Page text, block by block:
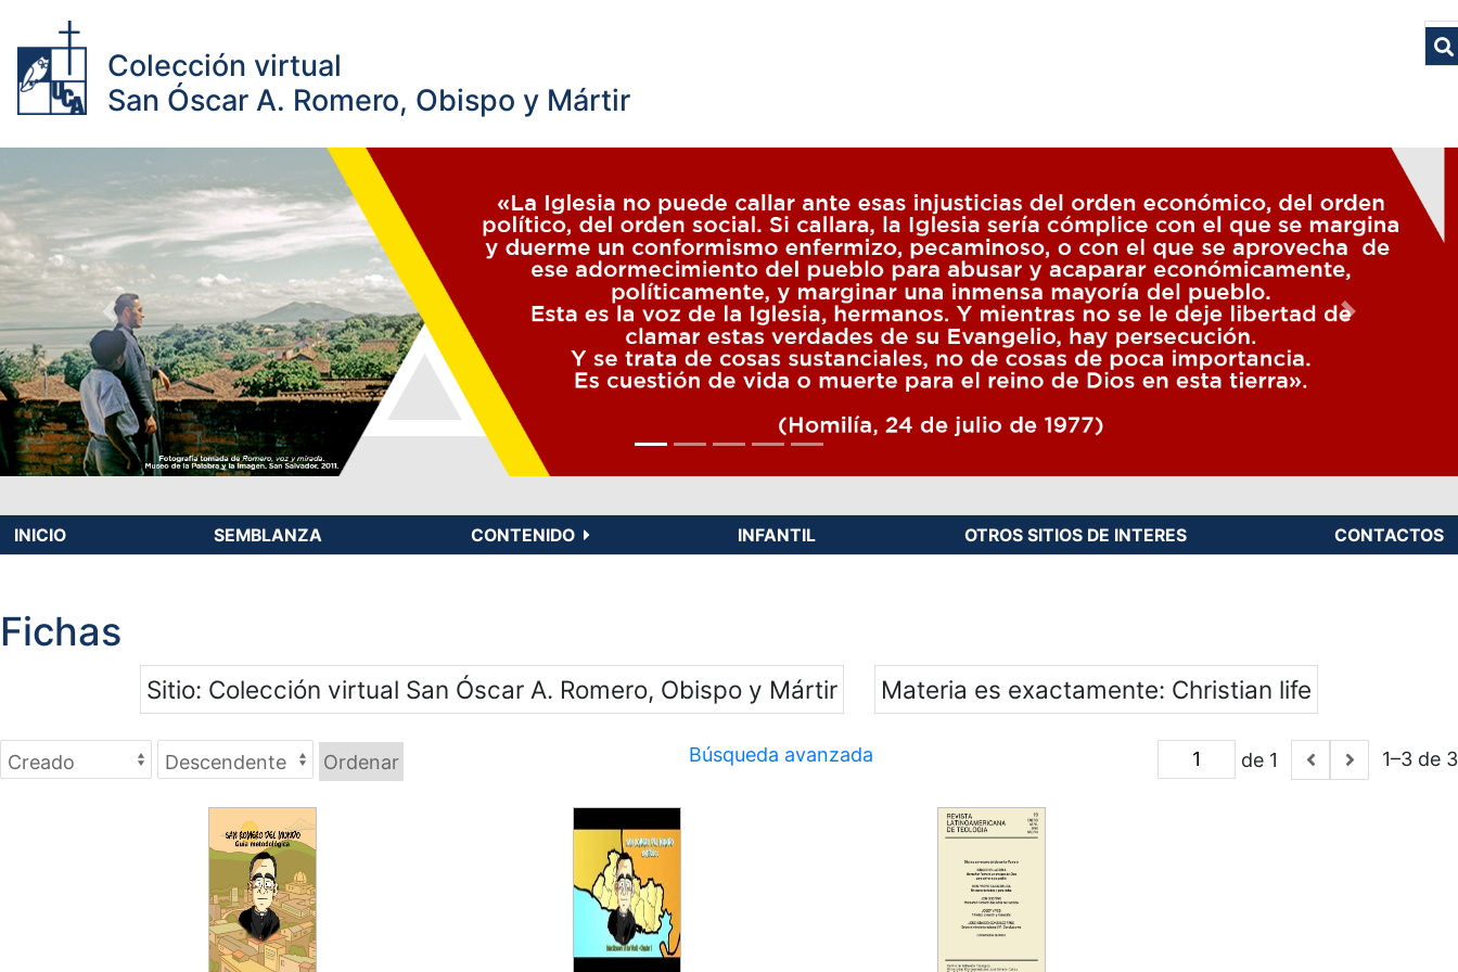
Colección virtual
San Óscar A. Romero, Obispo y Mártir
INICIO SEMBLANZA CONTENIDO INFANTIL OTROS SITIOS DE INTERES CONTACTOS
Fichas
Sitio Colección virtual San Óscar A. Romero, Obispo y Mártir Materia es exactamente Christian life
de 1 1–3 de 3
Búsqueda avanzada
Ordenar